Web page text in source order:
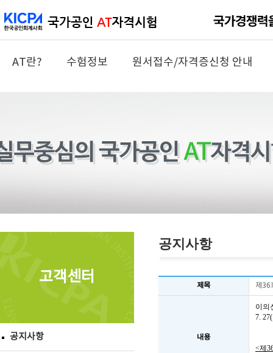
AT란? 수험정보 원서접수/자격증신청 안내
고객센터
공지사항
공지사항
제목 제36
내용
이의
7.
<제